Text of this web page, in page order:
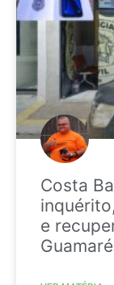
Costa
e
Guamaré